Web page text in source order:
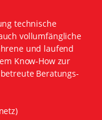
technische
vollumfängliche
und laufend
Know-How zur
Beratungs-